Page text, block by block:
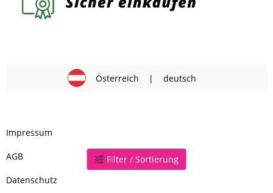
Filter / Sortierung
Österreich | deutsch
Impressum
AGB
Datenschutz